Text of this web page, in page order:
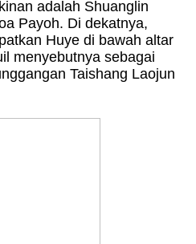
adalah Shuanglin
Payoh. Di dekatnya,
Huye di bawah altar
menyebutnya sebagai
Taishang Laojun